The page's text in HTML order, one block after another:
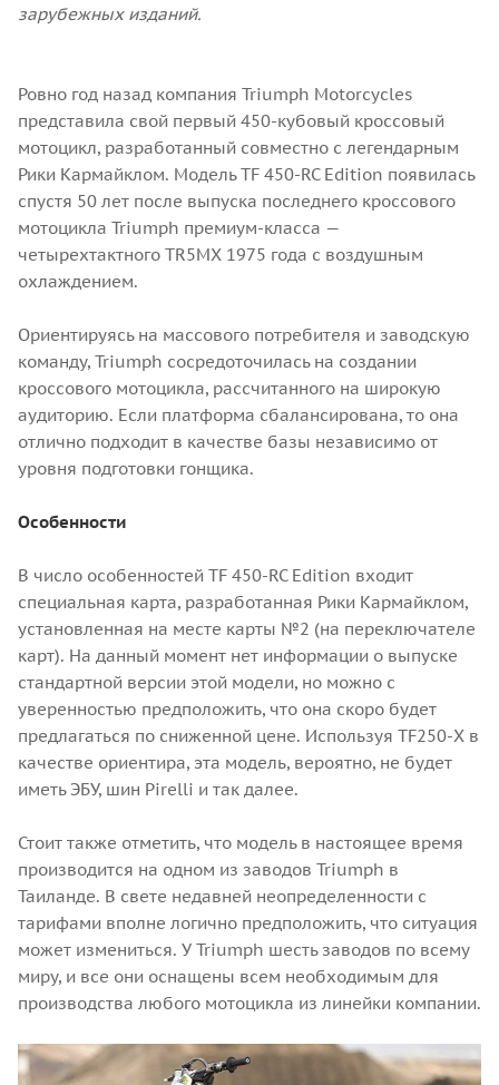
зарубежных изданий.
Ровно год назад компания Triumph Motorcycles
представила свой первый 450-кубовый кроссовый
мотоцикл, разработанный совместно с легендарным
Рики Кармайклом. Модель TF 450-RC Edition появилась
спустя 50 лет после выпуска последнего кроссового
мотоцикла Triumph премиум-класса —
четырехтактного TR5MX 1975 года с воздушным
охлаждением.
Ориентируясь на массового потребителя и заводскую
команду, Triumph сосредоточилась на создании
кроссового мотоцикла, рассчитанного на широкую
аудиторию. Если платформа сбалансирована, то она
отлично подходит в качестве базы независимо от
уровня подготовки гонщика.
Особенности
В число особенностей TF 450-RC Edition входит
специальная карта, разработанная Рики Кармайклом,
установленная на месте карты №2 (на переключателе
карт). На данный момент нет информации о выпуске
стандартной версии этой модели, но можно с
уверенностью предположить, что она скоро будет
предлагаться по сниженной цене. Используя TF250-X в
качестве ориентира, эта модель, вероятно, не будет
иметь ЭБУ, шин Pirelli и так далее.
Стоит также отметить, что модель в настоящее время
производится на одном из заводов Triumph в
Таиланде. В свете недавней неопределенности с
тарифами вполне логично предположить, что ситуация
может измениться. У Triumph шесть заводов по всему
миру, и все они оснащены всем необходимым для
производства любого мотоцикла из линейки компании.